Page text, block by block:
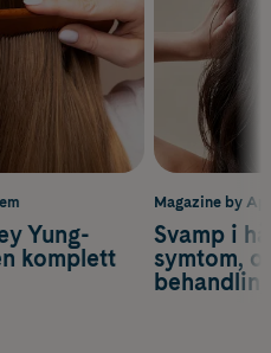
Magazine by
Svamp i
symtom,
Yung-
komplett